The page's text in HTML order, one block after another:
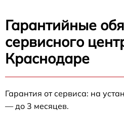
Гарантийные
сервисного
Краснодаре
Гарантия от сервиса: на
— до 3 месяцев.